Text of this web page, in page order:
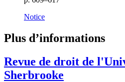
Notice
Plus d’informations
Revue de droit de
Sherbrooke